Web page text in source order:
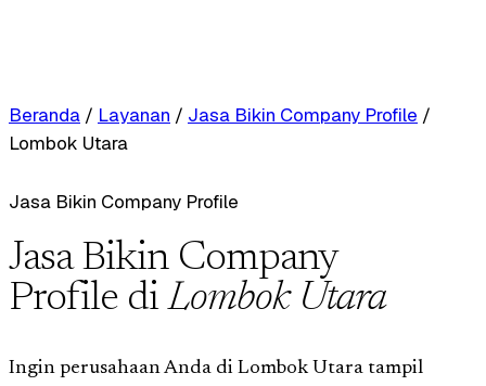
Beranda / Layanan / Jasa Bikin Company Profile /
Lombok Utara
Jasa Bikin Company Profile
Jasa Bikin Company
Profile diLombok Utara
Ingin perusahaan Anda di Lombok Utara tampil